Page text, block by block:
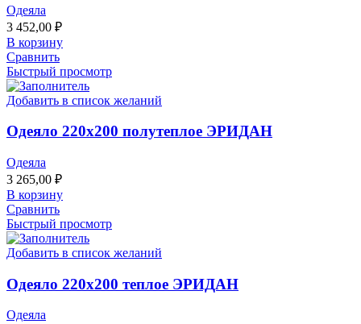
Одеяла
3 452,00 ₽
В корзину
Сравнить
Быстрый просмотр
Добавить в список желаний
Одеяло 220х200 полутеплое ЭРИДАН
Одеяла
3 265,00 ₽
В корзину
Сравнить
Быстрый просмотр
Добавить в список желаний
Одеяло 220х200 теплое ЭРИДАН
Одеяла